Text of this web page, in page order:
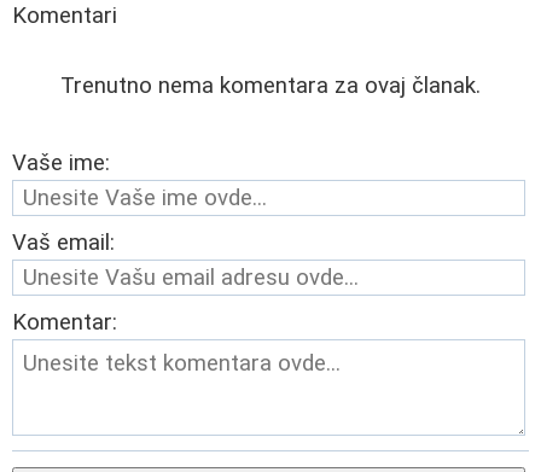
Komentari
Trenutno nema komentara za ovaj članak.
Vaše ime:
Vaš email:
Komentar: